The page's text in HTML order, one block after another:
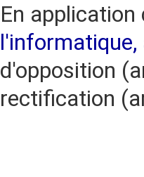
En application
d'opposition
rectification